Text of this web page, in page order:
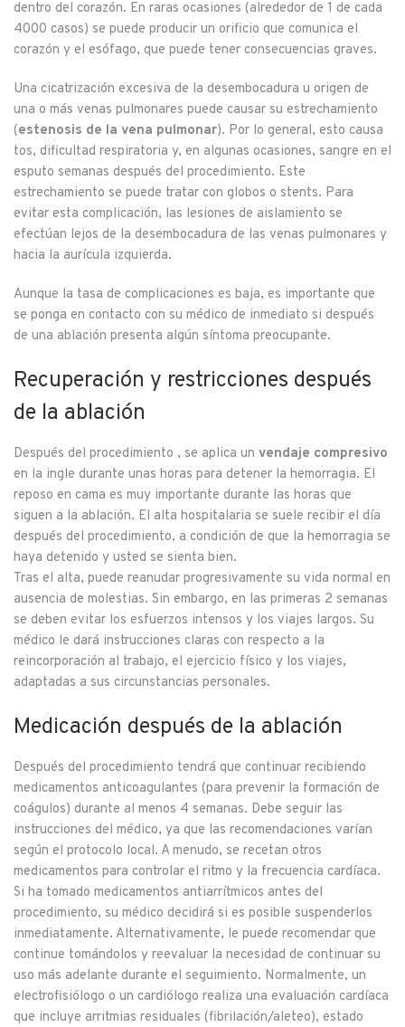
dentro del corazón. En raras ocasiones (alrededor de 1 de cada
4000 casos) se puede producir un orificio que comunica el
corazón y el esófago, que puede tener consecuencias graves.
Una cicatrización excesiva de la desembocadura u origen de
una o más venas pulmonares puede causar su estrechamiento
(estenosis de la vena pulmonar). Por lo general, esto causa
tos, dificultad respiratoria y, en algunas ocasiones, sangre en el
esputo semanas después del procedimiento. Este
estrechamiento se puede tratar con globos o stents. Para
evitar esta complicación, las lesiones de aislamiento se
efectúan lejos de la desembocadura de las venas pulmonares y
hacia la aurícula izquierda.
Aunque la tasa de complicaciones es baja, es importante que
se ponga en contacto con su médico de inmediato si después
de una ablación presenta algún síntoma preocupante.
Recuperación y restricciones después
de la ablación
Después del procedimiento , se aplica un vendaje compresivo
en la ingle durante unas horas para detener la hemorragia. El
reposo en cama es muy importante durante las horas que
siguen a la ablación. El alta hospitalaria se suele recibir el día
después del procedimiento, a condición de que la hemorragia se
haya detenido y usted se sienta bien.
Tras el alta, puede reanudar progresivamente su vida normal en
ausencia de molestias. Sin embargo, en las primeras 2 semanas
se deben evitar los esfuerzos intensos y los viajes largos. Su
médico le dará instrucciones claras con respecto a la
reincorporación al trabajo, el ejercicio físico y los viajes,
adaptadas a sus circunstancias personales.
Medicación después de la ablación
Después del procedimiento tendrá que continuar recibiendo
medicamentos anticoagulantes (para prevenir la formación de
coágulos) durante al menos 4 semanas. Debe seguir las
instrucciones del médico, ya que las recomendaciones varían
según el protocolo local. A menudo, se recetan otros
medicamentos para controlar el ritmo y la frecuencia cardíaca.
Si ha tomado medicamentos antiarrítmicos antes del
procedimiento, su médico decidirá si es posible suspenderlos
inmediatamente. Alternativamente, le puede recomendar que
continue tomándolos y reevaluar la necesidad de continuar su
uso más adelante durante el seguimiento. Normalmente, un
electrofisiólogo o un cardiólogo realiza una evaluación cardíaca
que incluye arritmias residuales (fibrilación/aleteo), estado